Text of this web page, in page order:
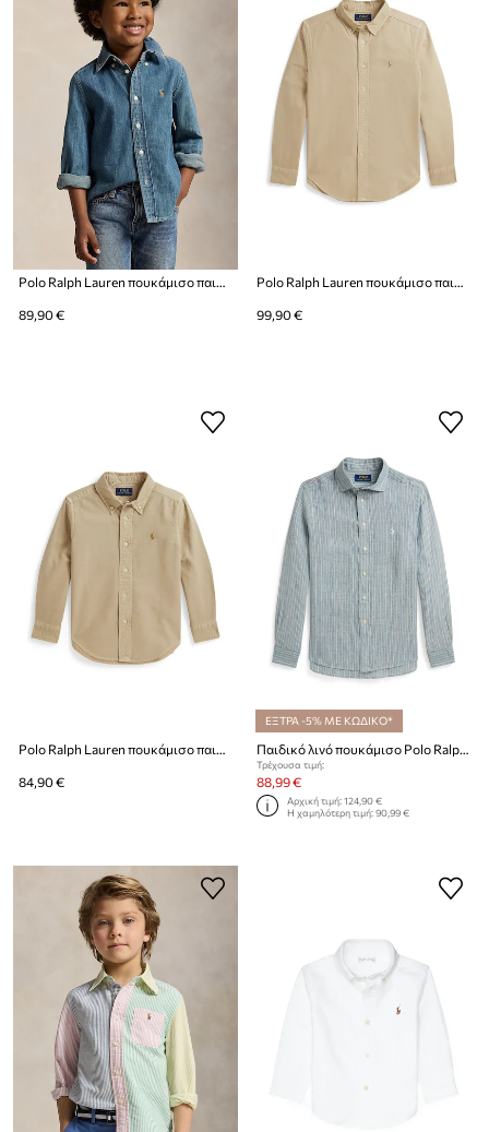
Polo Ralph Lauren πουκάμισο παιδικό ντένιμ
89,90 €
Polo Ralph Lauren πουκάμισο παιδικό βαμβακερό
99,90 €
84,90 €
ΕΞΤΡΑ -5% ΜΕ ΚΩΔΙΚΟ*
Τρέχουσα τιμή:
88,99 €
Αρχική τιμή:124,90 €
Η χαμηλότερη τιμή:90,99 €